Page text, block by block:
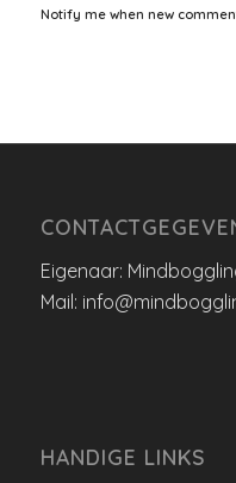
Notify me when new
Eigenaar:
Mail:
HANDIGE LINKS